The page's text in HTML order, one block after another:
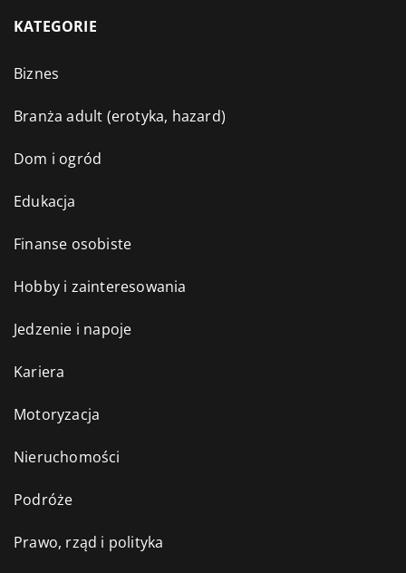
KATEGORIE
Biznes
Branża adult (erotyka, hazard)
Dom i ogród
Edukacja
Finanse osobiste
Hobby i zainteresowania
Jedzenie i napoje
Kariera
Motoryzacja
Nieruchomości
Podróże
Prawo, rząd i polityka